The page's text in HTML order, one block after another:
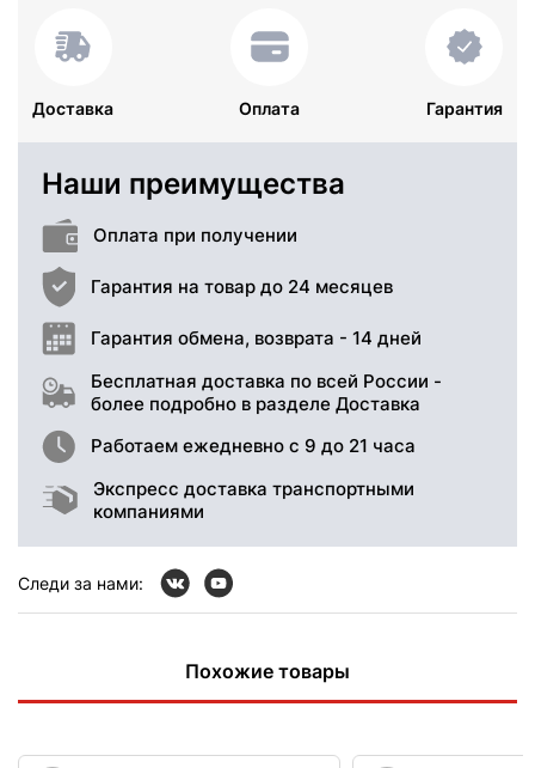
Доставка Оплата Гарантия
Наши преимущества
Оплата при получении
Гарантия на товар до 24 месяцев
Гарантия обмена, возврата - 14 дней
Бесплатная доставка по всей России -
более подробно в разделе Доставка
Работаем ежедневно с 9 до 21 часа
Экспресс доставка транспортными
компаниями
Следи за нами:
Похожие товары